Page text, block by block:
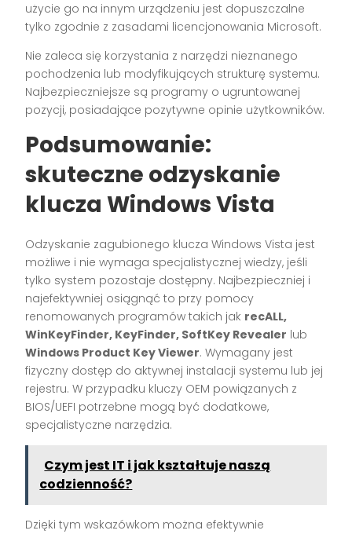
użycie go na innym urządzeniu jest dopuszczalne
tylko zgodnie z zasadami licencjonowania Microsoft.
Nie zaleca się korzystania z narzędzi nieznanego
pochodzenia lub modyfikujących strukturę systemu.
Najbezpieczniejsze są programy o ugruntowanej
pozycji, posiadające pozytywne opinie użytkowników.
Podsumowanie:
skuteczne odzyskanie
klucza Windows Vista
Odzyskanie zagubionego klucza Windows Vista jest
możliwe i nie wymaga specjalistycznej wiedzy, jeśli
tylko system pozostaje dostępny. Najbezpieczniej i
najefektywniej osiągnąć to przy pomocy
renomowanych programów takich jak recALL,
WinKeyFinder, KeyFinder, SoftKey Revealer lub
Windows Product Key Viewer. Wymagany jest
fizyczny dostęp do aktywnej instalacji systemu lub jej
rejestru. W przypadku kluczy OEM powiązanych z
BIOS/UEFI potrzebne mogą być dodatkowe,
specjalistyczne narzędzia.
Czym jest IT i jak kształtuje naszą
codzienność?
Dzięki tym wskazówkom można efektywnie